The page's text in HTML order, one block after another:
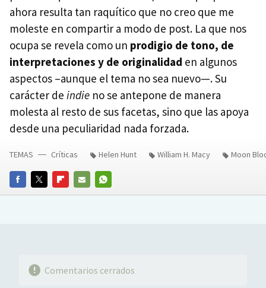
ahora resulta tan raquítico que no creo que me
moleste en compartir a modo de post. La que nos
ocupa se revela como un prodigio de tono, de
interpretaciones y de originalidad en algunos
aspectos –aunque el tema no sea nuevo—. Su
carácter de indie no se antepone de manera
molesta al resto de sus facetas, sino que las apoya
desde una peculiaridad nada forzada.
FACEBOOKTWITTERFLIPBOARD
E-
WHATSAPP
TEMAS Críticas Helen Hunt William H. Macy Moon
Comentarios cerrados